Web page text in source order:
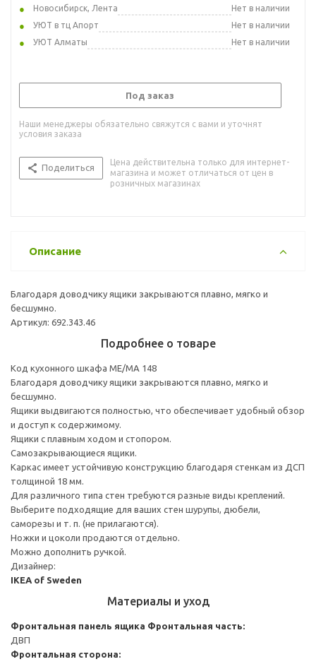
Новосибирск, Лента
Нет в наличии
УЮТ в тц Апорт
Нет в наличии
УЮТ Алматы
Нет в наличии
Под заказ
Наши менеджеры обязательно свяжутся с вами и уточнят
условия заказа
Поделиться
Цена действительна только для интернет-
магазина и может отличаться от цен в
розничных магазинах
Описание
Благодаря доводчику ящики закрываются плавно, мягко и
бесшумно.
Артикул: 692.343.46
Подробнее о товаре
Код кухонного шкафа ME/MA 148
Благодаря доводчику ящики закрываются плавно, мягко и
бесшумно.
Ящики выдвигаются полностью, что обеспечивает удобный обзор
и доступ к содержимому.
Ящики с плавным ходом и стопором.
Самозакрывающиеся ящики.
Каркас имеет устойчивую конструкцию благодаря стенкам из ДСП
толщиной 18 мм.
Для различного типа стен требуются разные виды креплений.
Выберите подходящие для ваших стен шурупы, дюбели,
саморезы и т. п. (не прилагаются).
Ножки и цоколи продаются отдельно.
Можно дополнить ручкой.
Дизайнер:
IKEA of Sweden
Материалы и уход
Фронтальная панель ящика Фронтальная часть:
ДВП
Фронтальная сторона: